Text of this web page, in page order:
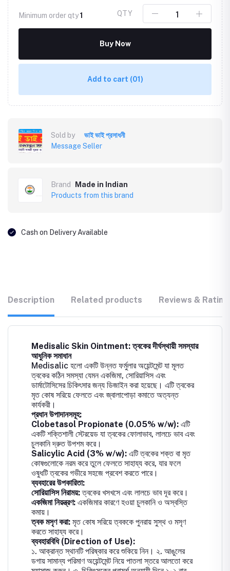
Minimum order qty1 QTY
Buy Now
Add to cart (01)
Sold by
ভাই ভাই প্রসাধনী
Message Seller
Brand
Made in Indian
Products from this brand
Cash on Delivery Available
Description Related products Reviews &
Medisalic Skin Ointment: ত্বকের দীর্ঘস্থায়ী সমস্যার
আধুনিক সমাধান
Medisalic হলো একটি উন্নত ফর্মুলার অয়েন্টমেন্ট যা মূলত
ত্বকের কঠিন সমস্যা যেমন একজিমা, সোরিয়াসিস এবং
ডার্মাটোসিসের চিকিৎসার জন্য ডিজাইন করা হয়েছে। এটি ত্বকের
মৃত কোষ সরিয়ে ফেলতে এবং জ্বালাপোড়া কমাতে অত্যন্ত
কার্যকরী।
প্রধান উপাদানসমূহ:
Clobetasol Propionate (0.05% w/w): এটি
একটি শক্তিশালী স্টেরয়েড যা ত্বকের ফোলাভাব, লালচে ভাব এবং
চুলকানি দ্রুত উপশম করে।
Salicylic Acid (3% w/w): এটি ত্বকের শক্ত বা মৃত
কোষগুলোকে নরম করে তুলে ফেলতে সাহায্য করে, যার ফলে
ওষুধটি ত্বকের গভীরে সহজে প্রবেশ করতে পারে।
ব্যবহারের উপকারিতা:
সোরিয়াসিস নিরাময়:ত্বকের খসখসে এবং লালচে ভাব দূর করে।
একজিমা নিয়ন্ত্রণ: একজিমার কারণে হওয়া চুলকানি ও অস্বস্তি
কমায়।
ত্বক মসৃণ করা: মৃত কোষ সরিয়ে ত্বককে পুনরায় সুস্থ ও মসৃণ
করতে সাহায্য করে।
ব্যবহারবিধি (Direction of Use):
১. আক্রান্ত স্থানটি পরিষ্কার করে শুকিয়ে নিন। ২. আঙুলের
ডগায় সামান্য পরিমাণ অয়েন্টমেন্ট নিয়ে পাতলা স্তরে আলতো করে